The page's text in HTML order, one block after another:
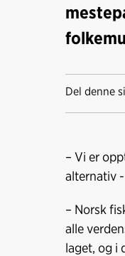
Del denne
– Vi er
alternativ
– Norsk
alle
laget, og i